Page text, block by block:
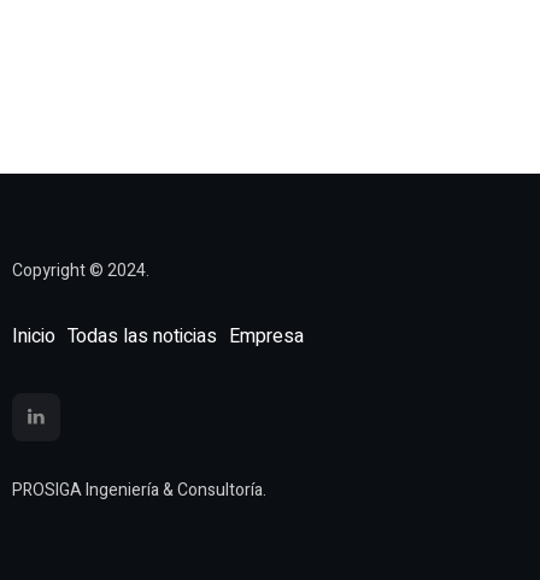
Copyright © 2024.
Inicio Todas las noticias Empresa
PROSIGA Ingeniería & Consultoría.